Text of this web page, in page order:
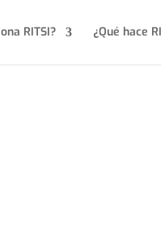
RITSI? ¿Qué hace